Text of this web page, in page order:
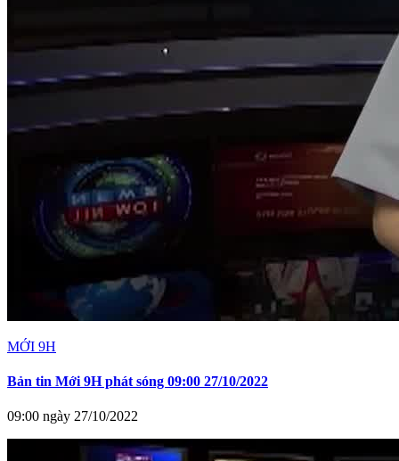
MỚI 9H
Bản tin Mới 9H phát sóng 09:00 27/10/2022
09:00 ngày 27/10/2022